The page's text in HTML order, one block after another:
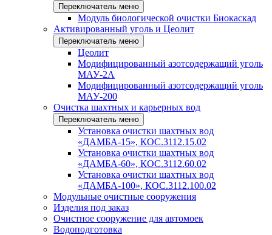
Переключатель меню
Модуль биологической очистки Биокаскад
Активированный уголь и Цеолит
Переключатель меню
Цеолит
Модифицированный азотсодержащий уголь
МАУ-2А
Модифицированный азотсодержащий уголь
МАУ-200
Очистка шахтных и карьерных вод
Переключатель меню
Установка очистки шахтных вод
«ДАМБА-15», КОС.3112.15.02
Установка очистки шахтных вод
«ДАМБА-60», КОС.3112.60.02
Установка очистки шахтных вод
«ДАМБА-100», КОС.3112.100.02
Модульные очистные сооружения
Изделия под заказ
Очистное сооружение для автомоек
Водоподготовка